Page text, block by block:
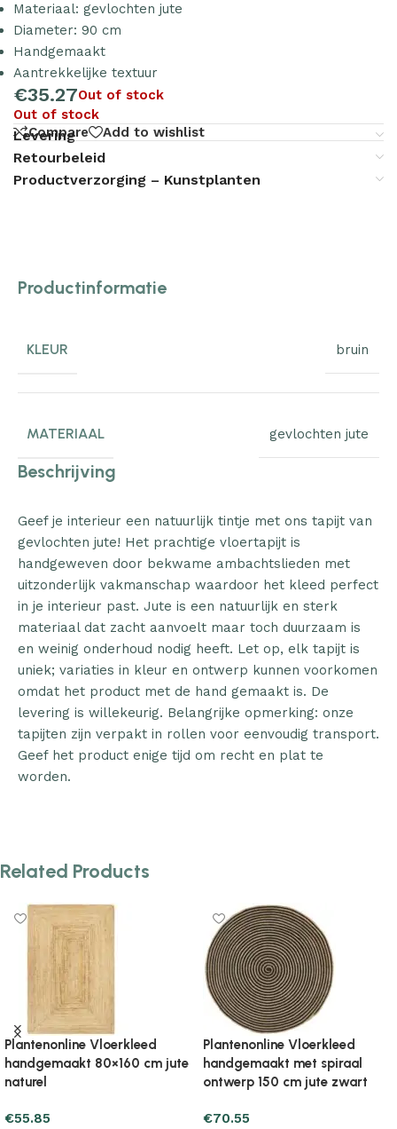
Materiaal: gevlochten jute
Diameter: 90 cm
Handgemaakt
Aantrekkelijke textuur
€35.27Out of stock
Out of stock
Compare
Add to wishlist
Levering
Retourbeleid
Productverzorging – Kunstplanten
Productinformatie
KLEUR bruin
MATERIAAL gevlochten jute
Beschrijving
Geef je interieur een natuurlijk tintje met ons tapijt van
gevlochten jute! Het prachtige vloertapijt is
handgeweven door bekwame ambachtslieden met
uitzonderlijk vakmanschap waardoor het kleed perfect
in je interieur past. Jute is een natuurlijk en sterk
materiaal dat zacht aanvoelt maar toch duurzaam is
en weinig onderhoud nodig heeft. Let op, elk tapijt is
uniek; variaties in kleur en ontwerp kunnen voorkomen
omdat het product met de hand gemaakt is. De
levering is willekeurig. Belangrijke opmerking: onze
tapijten zijn verpakt in rollen voor eenvoudig transport.
Geef het product enige tijd om recht en plat te
worden.
Related Products
Plantenonline Vloerkleed
handgemaakt rond 120 cm
jute donkergrijs
€50.95
Plantenonline Vloerkleed
handgemaakt rond 120 cm
jute olijfgroen
€50.95